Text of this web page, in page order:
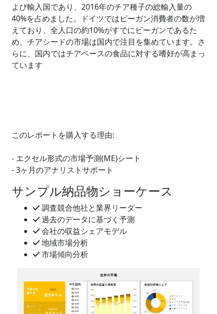
よび輸入国であり、2016年のチア種子の総輸入量の
40%を占めました。ドイツではビーガン消費者の数が増
えており、全人口の約10%がすでにビーガンであるた
め、チアシードの市場は国内で注目を集めています。さ
らに、国内ではチアベースの食品に対する嗜好が高まっ
ています
このレポートを購入する理由:
- エクセル形式の市場予測(ME)シート
- 3ヶ月のアナリストサポート
サンプル納品物ショーケース
調査競合他社と業界リーダー
過去のデータに基づく予測
会社の収益シェアモデル
地域市場分析
市場傾向分析